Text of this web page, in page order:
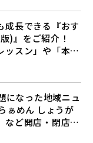
成長できる『おす
)』をご紹介！
ッスン」や「本格
自分を見つけよ
になった地域ニュ
ぁめん しょうが
など開店・閉店の
紹介♪